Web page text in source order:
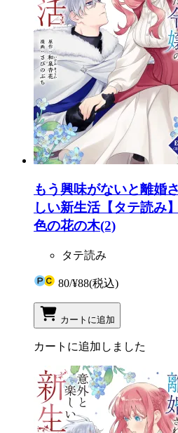
もう興味がないと離婚
しい新生活【タテ読み
色の花の木(2)
タテ読み
80/¥88(税込)
カートに追加
カートに追加しました